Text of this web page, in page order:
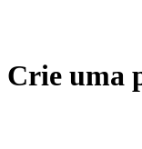
Crie uma